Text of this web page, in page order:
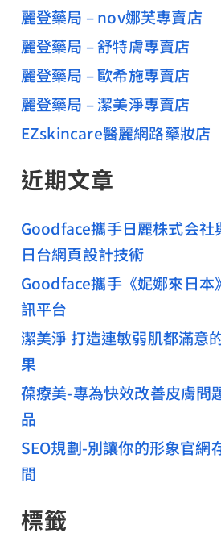
麗登藥局 – nov娜芙專賣店
麗登藥局 – 舒特膚專賣店
麗登藥局 – 歐希施專賣店
麗登藥局 – 潔美淨專賣店
EZskincare醫麗網路藥妝店
近期文章
Goodface攜手日麗株式会社
日台網頁設計技術
Goodface攜手《妮娜來日本
訊平台
潔美淨 打造連敏弱肌都滿意
果
葆療美-專為快效改善皮膚問
品
SEO規劃-別讓你的形象官網
間
標籤